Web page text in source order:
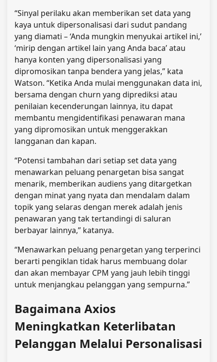
“Sinyal perilaku akan memberikan set data yang
kaya untuk dipersonalisasi dari sudut pandang
yang diamati – ‘Anda mungkin menyukai artikel ini,’
‘mirip dengan artikel lain yang Anda baca’ atau
hanya konten yang dipersonalisasi yang
dipromosikan tanpa bendera yang jelas,” kata
Watson. “Ketika Anda mulai menggunakan data ini,
bersama dengan churn yang diprediksi atau
penilaian kecenderungan lainnya, itu dapat
membantu mengidentifikasi penawaran mana
yang dipromosikan untuk menggerakkan
langganan dan kapan.
“Potensi tambahan dari setiap set data yang
menawarkan peluang penargetan bisa sangat
menarik, memberikan audiens yang ditargetkan
dengan minat yang nyata dan mendalam dalam
topik yang selaras dengan merek adalah jenis
penawaran yang tak tertandingi di saluran
berbayar lainnya,” katanya.
“Menawarkan peluang penargetan yang terperinci
berarti pengiklan tidak harus membuang dolar
dan akan membayar CPM yang jauh lebih tinggi
untuk menjangkau pelanggan yang sempurna.”
Bagaimana Axios
Meningkatkan Keterlibatan
Pelanggan Melalui Personalisasi